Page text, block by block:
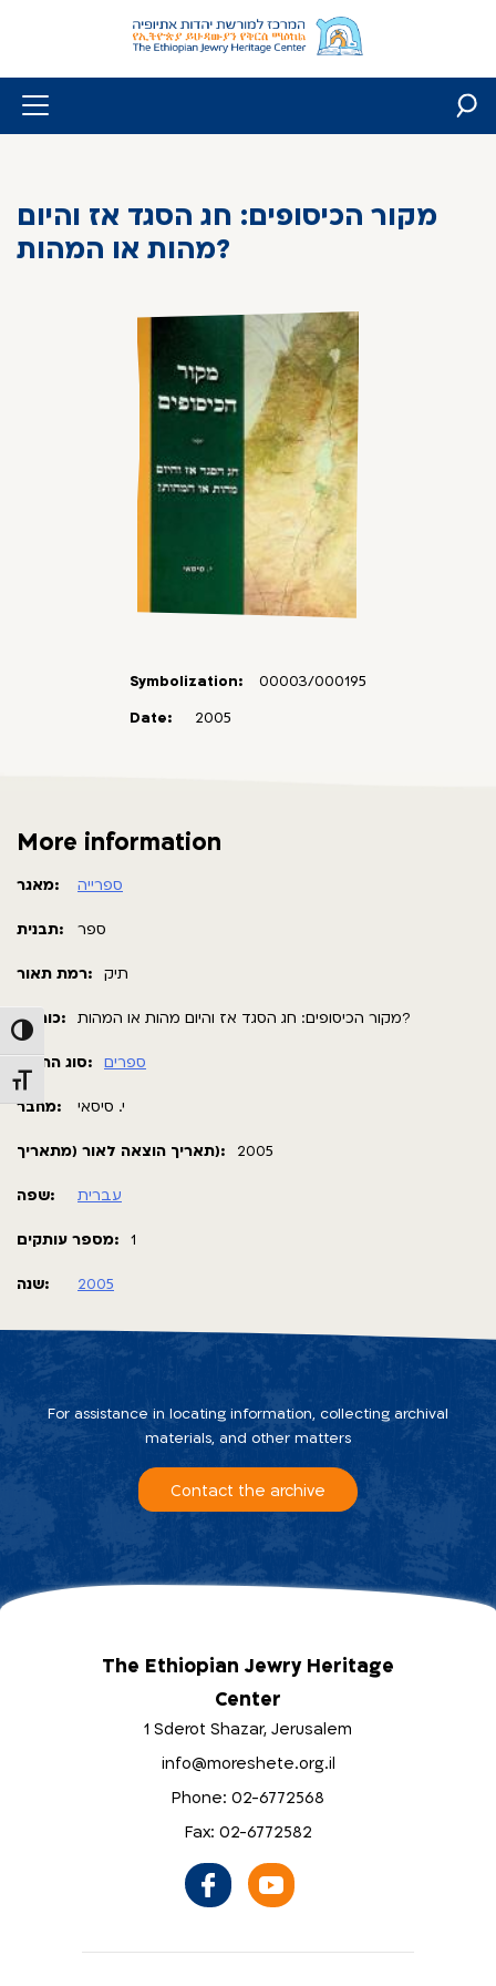
Toggle High Contrast
Toggle Font size
מקור הכיסופים: חג הסגד אז והיום
מהות או המהות?
Symbolization:
00003/000195
Date:
2005
More information
מאגר: ספרייה
תבנית: ספר
רמת תאור: תיק
כותרת: מקור הכיסופים: חג הסגד אז והיום מהות או המהות?
סוג החומר: ספרים
מחבר: י. סיסאי
תאריך הוצאה לאור (מתאריך): 2005
שפה: עברית
מספר עותקים: 1
שנה: 2005
For assistance in locating information, collecting archival
materials, and other matters
Contact the archive
The Ethiopian Jewry Heritage
Center
1 Sderot Shazar, Jerusalem
info@moreshete.org.il
Phone: 02-6772568
Fax: 02-6772582